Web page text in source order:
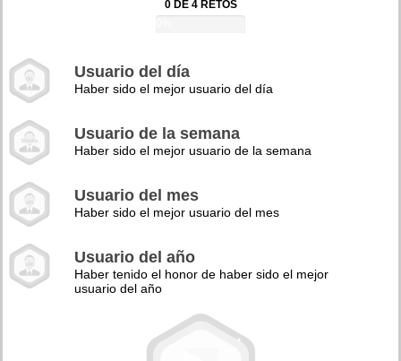
0 DE 4 RETOS
Usuario del día
Haber sido el mejor usuario del día
Usuario de la semana
Haber sido el mejor usuario de la semana
Usuario del mes
Haber sido el mejor usuario del mes
Usuario del año
Haber tenido el honor de haber sido el mejor
usuario del año